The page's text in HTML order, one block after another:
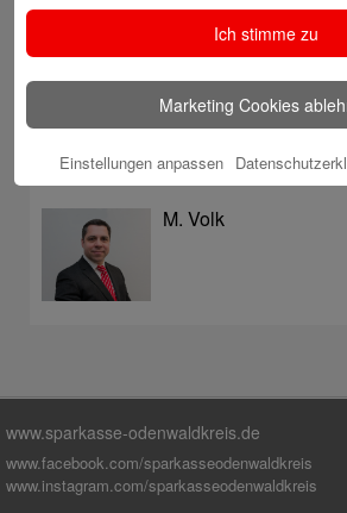
Digitale Apotheke in der
Fränkisch-Crumbach eröffnet
Sparkasse stärkt das soziale
Odenwaldkreis
Autoren
M. Volk
www.sparkasse-odenwaldkreis.de
www.facebook.com/sparkasseodenwaldkreis
www.instagram.com/sparkasseodenwaldkreis
Ich stimme zu
Marketing Cookies
Einstellungen anpassen